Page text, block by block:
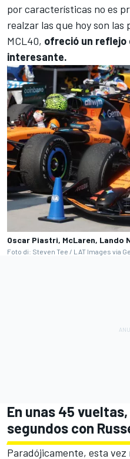
por características no es
realzar las que hoy son
MCL40, ofreció un reflejo
interesante.
Oscar Piastri, McLaren, Lando
Foto di: Steven Tee / LAT Images via
En unas 45
segundos con
Paradójicamente, esta